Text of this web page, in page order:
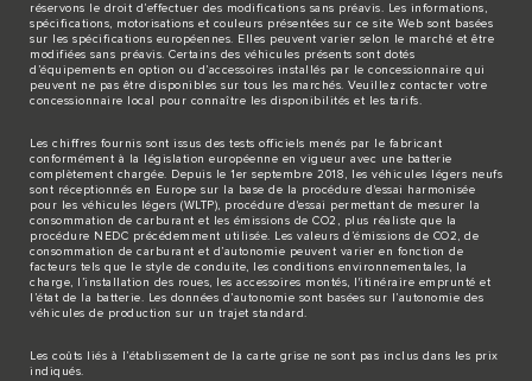
réservons le droit d’effectuer des modifications sans préavis. Les informations,
spécifications, motorisations et couleurs présentées sur ce site Web sont basées
sur les spécifications européennes. Elles peuvent varier selon le marché et être
modifiées sans préavis. Certains des véhicules présents sont dotés
d’équipements en option ou d’accessoires installés par le concessionnaire qui
peuvent ne pas être disponibles sur tous les marchés. Veuillez contacter votre
concessionnaire local pour connaître les disponibilités et les tarifs.
Les chiffres fournis sont issus des tests officiels menés par le fabricant
conformément à la législation européenne en vigueur avec une batterie
complètement chargée. Depuis le 1er septembre 2018, les véhicules légers neufs
sont réceptionnés en Europe sur la base de la procédure d'essai harmonisée
pour les véhicules légers (WLTP), procédure d'essai permettant de mesurer la
consommation de carburant et les émissions de CO2, plus réaliste que la
procédure NEDC précédemment utilisée. Les valeurs d’émissions de CO2, de
consommation de carburant et d’autonomie peuvent varier en fonction de
facteurs tels que le style de conduite, les conditions environnementales, la
charge, l’installation des roues, les accessoires montés, l'itinéraire emprunté et
l’état de la batterie. Les données d’autonomie sont basées sur l’autonomie des
véhicules de production sur un trajet standard.
Les coûts liés à l’établissement de la carte grise ne sont pas inclus dans les prix
indiqués.